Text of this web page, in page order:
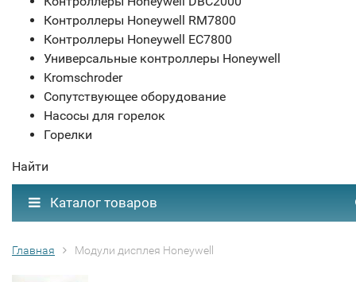
Контроллеры Honeywell RM7800
Контроллеры Honeywell EC7800
Универсальные контроллеры Honeywell
Kromschroder
Сопутствующее оборудование
Насосы для горелок
Горелки
Найти
Каталог товаров
Главная Модули дисплея Honeywell